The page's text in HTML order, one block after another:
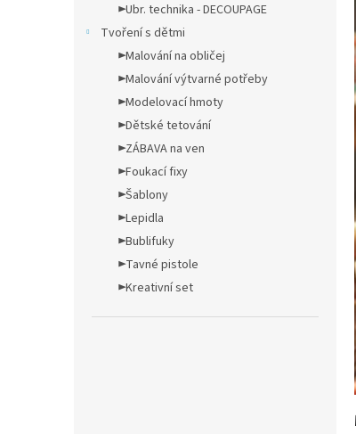
►Ubr. technika - DECOUPAGE
Tvoření s dětmi
►Malování na obličej
►Malování výtvarné potřeby
►Modelovací hmoty
►Dětské tetování
►ZÁBAVA na ven
►Foukací fixy
►Šablony
►Lepidla
►Bublifuky
►Tavné pistole
►Kreativní set